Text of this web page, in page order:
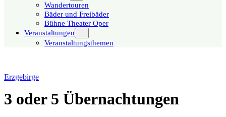
Wandertouren
Bäder und Freibäder
Bühne Theater Oper
Veranstaltungen
Veranstaltungsthemen
Erzgebirge
3 oder 5 Übernachtungen